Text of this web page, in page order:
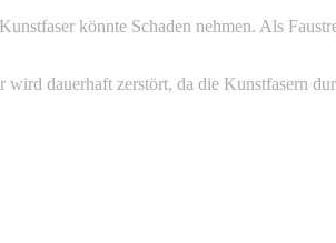
könnte Schaden nehmen. Als
dauerhaft zerstört, da die Kunstfasern